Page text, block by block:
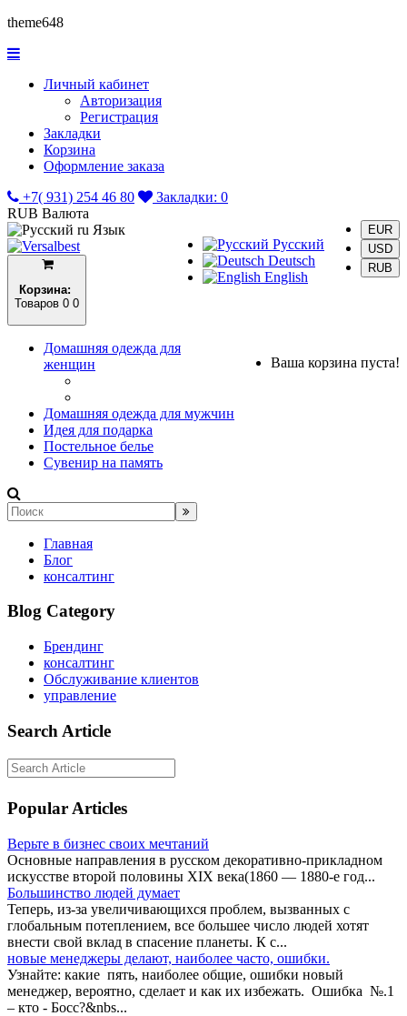
theme648
Личный кабинет
Авторизация
Регистрация
Закладки
Корзина
Оформление заказа
+7( 931) 254 46 80
Закладки: 0
RUB Валюта
EUR
USD
RUB
ru Язык
Русский
Deutsch
English
Корзина:
Товаров 0 0
Ваша корзина пуста!
Домашняя одежда для
женщин
Домашняя одежда для мужчин
Идея для подарка
Постельное белье
Сувенир на память
Главная
Блог
консалтинг
Blog Category
Брендинг
консалтинг
Обслуживание клиентов
управление
Search Article
Popular Articles
Верьте в бизнес своих мечтаний
Основные направления в русском декоративно-прикладном
искусстве второй половины XIX века(1860 — 1880-е год...
Большинство людей думает
Теперь, из-за увеличивающихся проблем, вызванных с
глобальным потеплением, все большее число людей хотят
внести свой вклад в спасение планеты. К с...
новые менеджеры делают, наиболее часто, ошибки.
Узнайте: какие пять, наиболее общие, ошибки новый
менеджер, вероятно, сделает и как их избежать. Ошибка №.1
– кто - Босс?&nbs...